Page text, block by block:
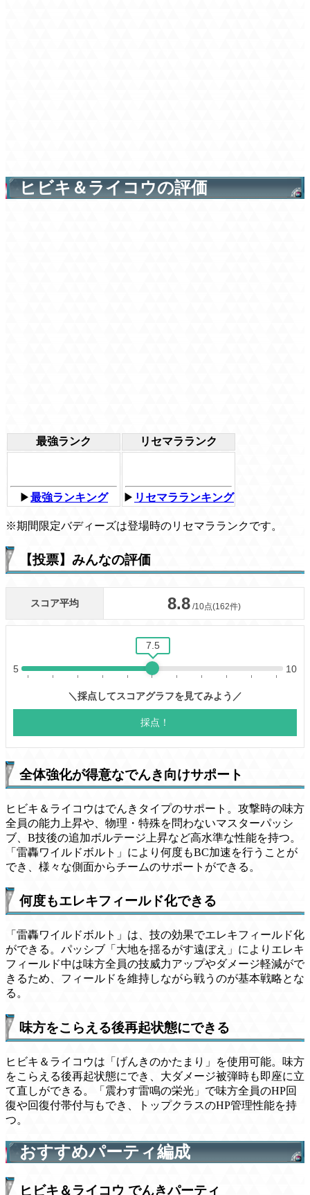
ヒビキ＆ライコウの評価
最強ランク リセマラランク
▶最強ランキング ▶ リセマラランキング
※期間限定バディーズは登場時のリセマラランクです。
【投票】みんなの評価
全体強化が得意なでんき向けサポート
ヒビキ＆ライコウはでんきタイプのサポート。攻撃時の味方
全員の能力上昇や、物理・特殊を問わないマスターパッシ
ブ、B技後の追加ボルテージ上昇など高水準な性能を持つ。
「雷轟ワイルドボルト」により何度もBC加速を行うことが
でき、様々な側面からチームのサポートができる。
何度もエレキフィールド化できる
「雷轟ワイルドボルト」は、技の効果でエレキフィールド化
ができる。パッシブ「大地を揺るがす遠ぼえ」によりエレキ
フィールド中は味方全員の技威力アップやダメージ軽減がで
きるため、フィールドを維持しながら戦うのが基本戦略とな
る。
味方をこらえる後再起状態にできる
ヒビキ＆ライコウは「げんきのかたまり」を使用可能。味方
をこらえる後再起状態にでき、大ダメージ被弾時も即座に立
て直しができる。「震わす雷鳴の栄光」で味方全員のHP回
復や回復付帯付与もでき、トップクラスのHP管理性能を持
つ。
おすすめパーティ編成
ヒビキ＆ライコウ でんきパーティ